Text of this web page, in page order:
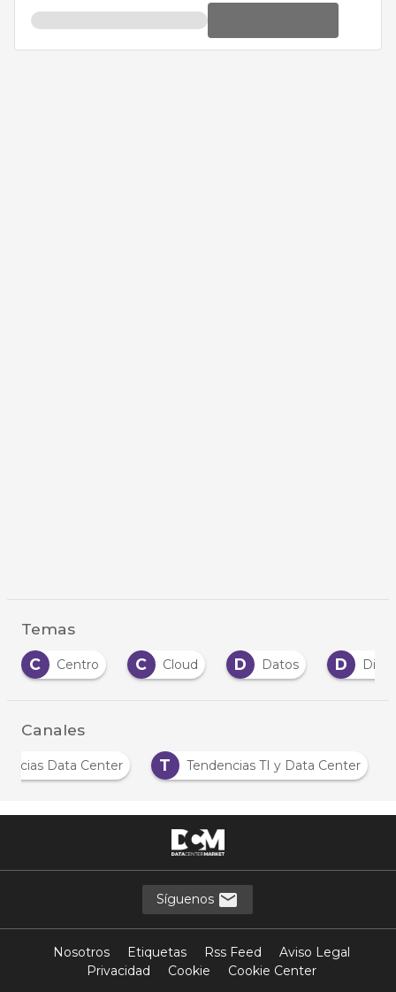
Temas
C
Cloud D Datos D Dispositivos E
Canales
N
Noticias Data Center T Tendencias TI y Data
Síguenos
Nosotros Etiquetas Rss Feed
Aviso Legal
Privacidad
Cookie Cookie Center